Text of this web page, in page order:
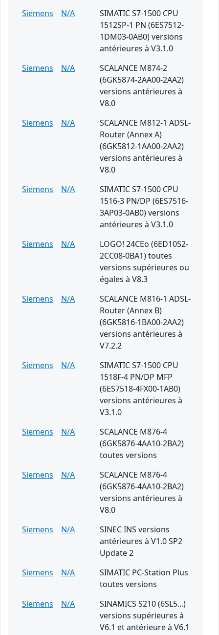
Siemens
N/A
SIMATIC S7-1500 CPU
1512SP-1 PN (6ES7512-
1DM03-0AB0) versions
antérieures à V3.1.0
Siemens
N/A
SCALANCE M874-2
(6GK5874-2AA00-2AA2)
versions antérieures à
V8.0
Siemens
N/A
SCALANCE M812-1 ADSL-
Router (Annex A)
(6GK5812-1AA00-2AA2)
versions antérieures à
V8.0
Siemens
N/A
SIMATIC S7-1500 CPU
1516-3 PN/DP (6ES7516-
3AP03-0AB0) versions
antérieures à V3.1.0
Siemens
N/A
LOGO! 24CEo (6ED1052-
2CC08-0BA1) toutes
versions supérieures ou
égales à V8.3
Siemens
N/A
SCALANCE M816-1 ADSL-
Router (Annex B)
(6GK5816-1BA00-2AA2)
versions antérieures à
V7.2.2
Siemens
N/A
SIMATIC S7-1500 CPU
1518F-4 PN/DP MFP
(6ES7518-4FX00-1AB0)
versions antérieures à
V3.1.0
Siemens
N/A
SCALANCE M876-4
(6GK5876-4AA10-2BA2)
toutes versions
Siemens
N/A
SCALANCE M876-4
(6GK5876-4AA10-2BA2)
versions antérieures à
V8.0
Siemens
N/A
SINEC INS versions
antérieures à V1.0 SP2
Update 2
Siemens
N/A
SIMATIC PC-Station Plus
toutes versions
Siemens
N/A
SINAMICS S210 (6SL5...)
versions supérieures à
V6.1 et antérieure à V6.1